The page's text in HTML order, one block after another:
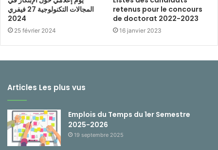
المجالات التكنولوجية 27 فيفري
2024
25 février 2024
retenus pour le concours
de doctorat 2022-2023
16 janvier 2023
Articles Les plus vus
Emplois du Temps du 1er Semestre
2025-2026
19 septembre 2025